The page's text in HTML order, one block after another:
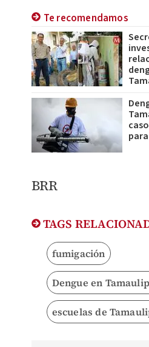
Te recomendamos
BRR
TAGS
fumigación
Dengue en
escuelas de